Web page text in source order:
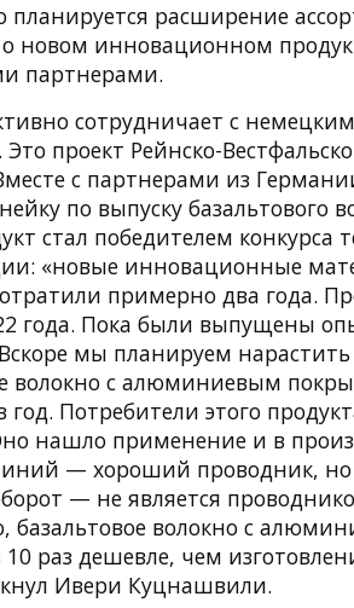
расширение
новом инновационном
партнерами.
сотрудничает с
проект Рейнско-
с партнерами из
по выпуску базальтового
стал победителем конкурса
«новые инновационные
примерно два года.
года. Пока были выпущены
мы планируем
волокно с алюминиевым
Потребители этого
нашло применение и в
— хороший проводник,
— не является
базальтовое волокно с
10 раз дешевле, чем
Ивери Куцнашвили.